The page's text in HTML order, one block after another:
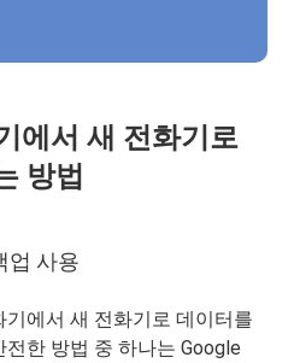
에서 새 전화기로
방법
업 사용
에서 새 전화기로 데이터를
한 방법 중 하나는 Google